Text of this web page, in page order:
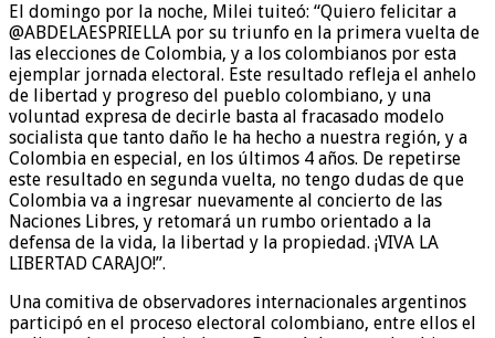
El domingo por la noche, Milei tuiteó: “Quiero felicitar a
@ABDELAESPRIELLA por su triunfo en la primera vuelta de
las elecciones de Colombia, y a los colombianos por esta
ejemplar jornada electoral. Este resultado refleja el anhelo
de libertad y progreso del pueblo colombiano, y una
voluntad expresa de decirle basta al fracasado modelo
socialista que tanto daño le ha hecho a nuestra región, y a
Colombia en especial, en los últimos 4 años. De repetirse
este resultado en segunda vuelta, no tengo dudas de que
Colombia va a ingresar nuevamente al concierto de las
Naciones Libres, y retomará un rumbo orientado a la
defensa de la vida, la libertad y la propiedad. ¡VIVA LA
LIBERTAD CARAJO!”.
Una comitiva de observadores internacionales argentinos
participó en el proceso electoral colombiano, entre ellos el